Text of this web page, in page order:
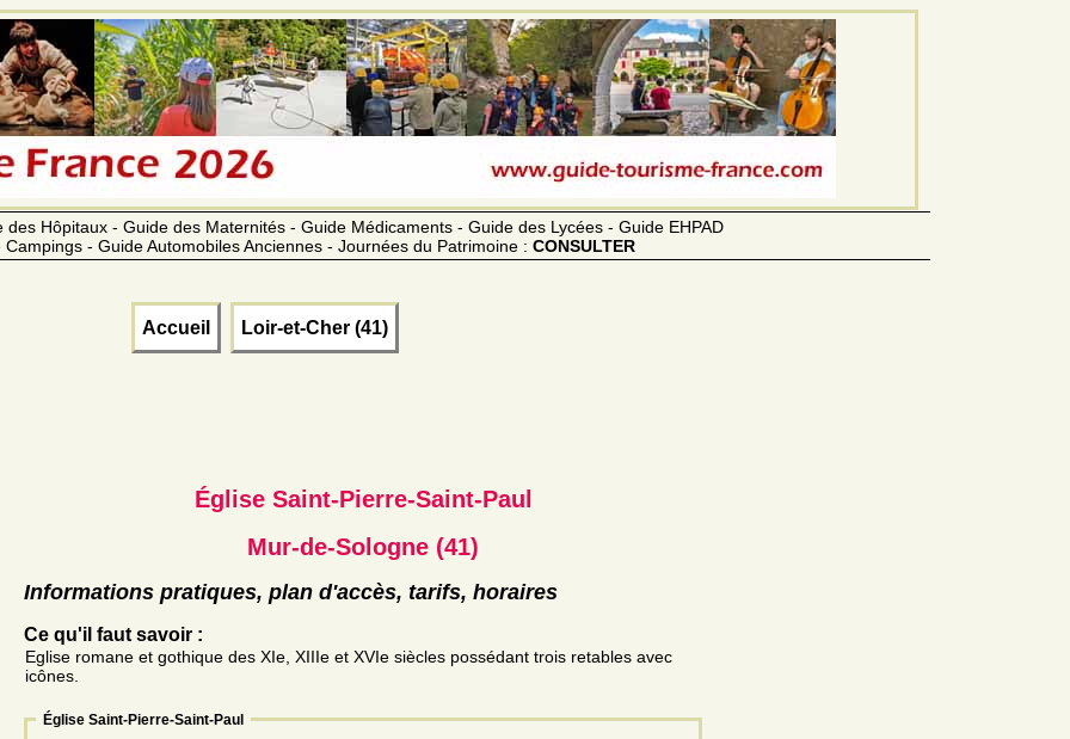
Hôpitaux - Guide des Maternités - Guide Médicaments - Guide des Lycées - Guide EHPAD
- Guide Automobiles Anciennes - Journées du Patrimoine : CONSULTER
Accueil Loir-et-Cher (41)
Église Saint-Pierre-Saint-Paul
Mur-de-Sologne (41)
Informations pratiques, plan d'accès, tarifs, horaires
Ce qu'il faut savoir :
Eglise romane et gothique des XIe, XIIIe et XVIe siècles possédant trois retables avec
icônes.
Église Saint-Pierre-Saint-Paul